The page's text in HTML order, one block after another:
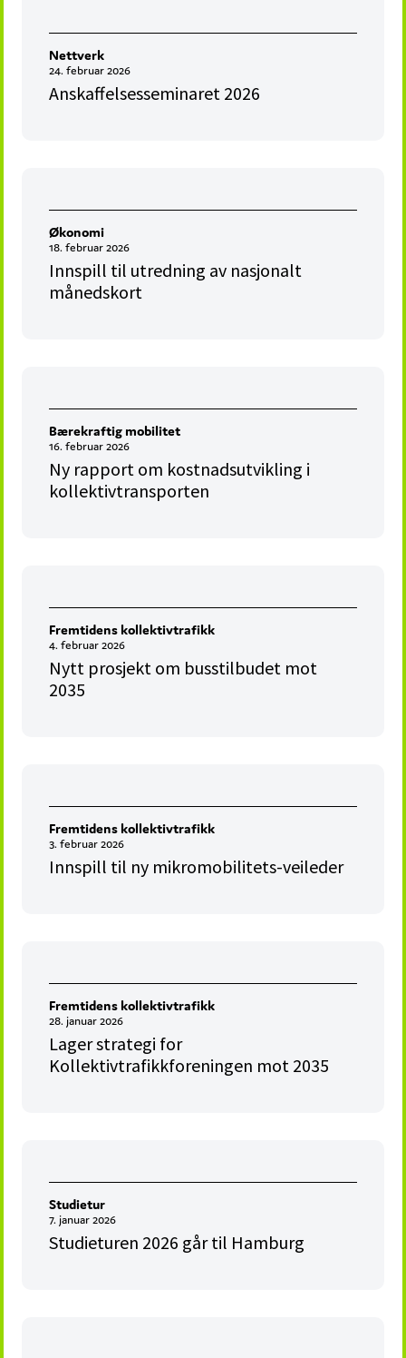
Nettverk
24. februar 2026
Anskaffelsesseminaret 2026
Økonomi
18. februar 2026
Innspill til utredning av nasjonalt
månedskort
Bærekraftig mobilitet
16. februar 2026
Ny rapport om kostnadsutvikling i
kollektivtransporten
Fremtidens kollektivtrafikk
4. februar 2026
Nytt prosjekt om busstilbudet mot
2035
Fremtidens kollektivtrafikk
3. februar 2026
Innspill til ny mikromobilitets-veileder
Fremtidens kollektivtrafikk
28. januar 2026
Lager strategi for
Kollektivtrafikkforeningen mot 2035
Studietur
7. januar 2026
Studieturen 2026 går til Hamburg